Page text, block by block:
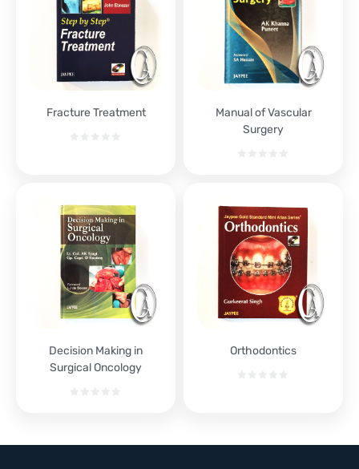
Fracture Treatment
Manual of Vascular
Surgery
Decision Making in
Surgical Oncology
Orthodontics